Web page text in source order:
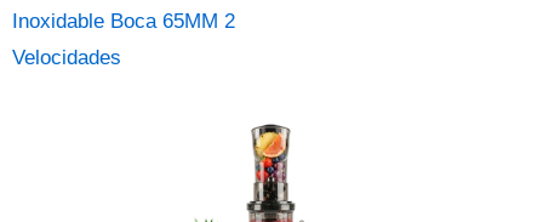
Inoxidable Boca 65MM 2
Velocidades